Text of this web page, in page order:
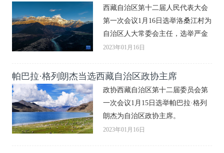
西藏自治区第十二届人民代表大会
第一次会议1月16日选举洛桑江村为
自治区人大常委会主任，选举严金
海为自治区主席。
2023年01月16日
帕巴拉·格列朗杰当选西藏自治区政协主席
政协西藏自治区第十二届委员会第
一次会议1月15日选举帕巴拉·格列
朗杰为自治区政协主席。
2023年01月16日